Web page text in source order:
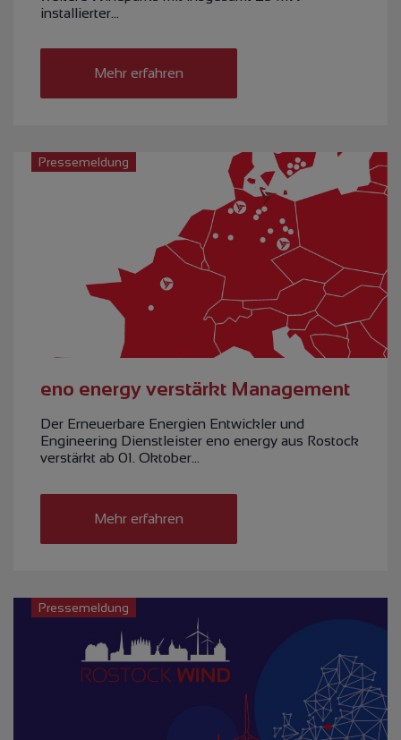
installierter…
Mehr erfahren
Pressemeldung
eno energy verstärkt Management
Der Erneuerbare Energien Entwickler und
Engineering Dienstleister eno energy aus Rostock
verstärkt ab 01. Oktober…
Mehr erfahren
Pressemeldung